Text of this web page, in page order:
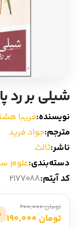
شیلی بر رد
نویسنده:فریبا
مترجم:جواد فرید
ناشر:ثالث
دسته‌بندی:علوم
کد آیتم:2177088
تومان 200,000
تومان 190,000